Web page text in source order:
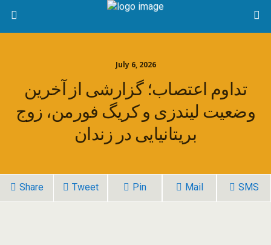
July 6, 2026
تداوم اعتصاب؛ گزارشی از آخرین
وضعیت لیندزی و کریگ فورمن، زوج
بریتانیایی در زندان
Share Tweet Pin Mail SMS